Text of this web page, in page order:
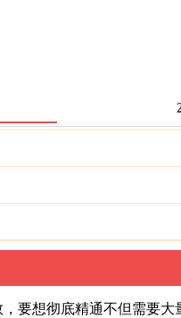
想彻底精通不但需要大